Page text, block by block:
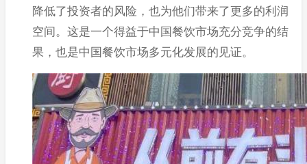
降低了投资者的风险，也为他们带来了更多的利润
空间。这是一个得益于中国餐饮市场充分竞争的结
果，也是中国餐饮市场多元化发展的见证。